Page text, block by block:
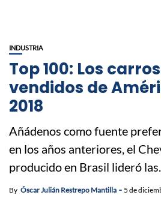
INDUSTRIA
Top 100: Los
vendidos de
2018
Añádenos como fuente
en los años anteriores, el
producido en Brasil lideró las...
By Óscar Julián Restrepo Mantilla 5 de